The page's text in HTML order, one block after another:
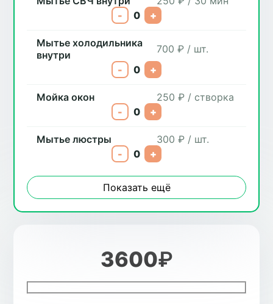
-
0 +
Мытье холодильника
внутри
700 ₽ / шт.
-
0 +
Мойка окон
250 ₽ / створка
-
0 +
Мытье люстры
300 ₽ / шт.
-
0 +
Показать ещё
3600₽